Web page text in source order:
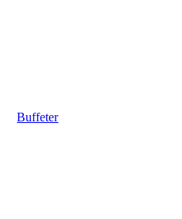
Buffeter